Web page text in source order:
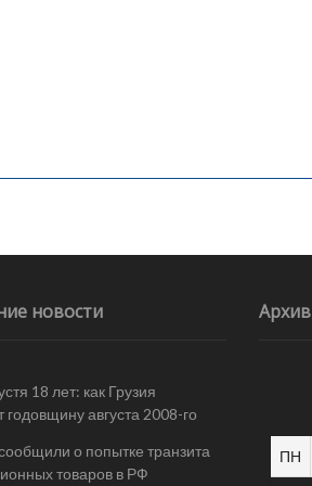
новости
18 лет: как Грузия
годовщину августа 2008-го
о попытке транзита
товаров в РФ
Архив
ПН